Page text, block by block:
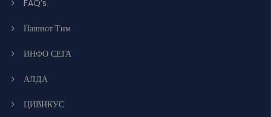
FAQ’s
Нашиот Тим
ИНФО СЕГА
АЛДА
ЦИВИКУС